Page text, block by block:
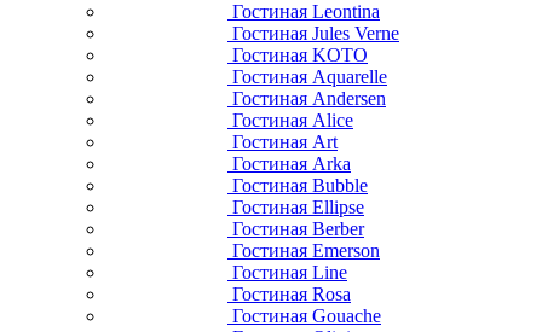
Гостиная Leontina
Гостиная Jules Verne
Гостиная KOTO
Гостиная Aquarelle
Гостиная Andersen
Гостиная Alice
Гостиная Art
Гостиная Arka
Гостиная Bubble
Гостиная Ellipse
Гостиная Berber
Гостиная Emerson
Гостиная Line
Гостиная Rosa
Гостиная Gouache